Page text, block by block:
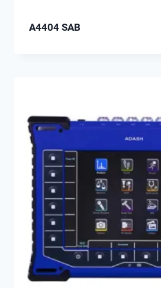
A4404 SAB